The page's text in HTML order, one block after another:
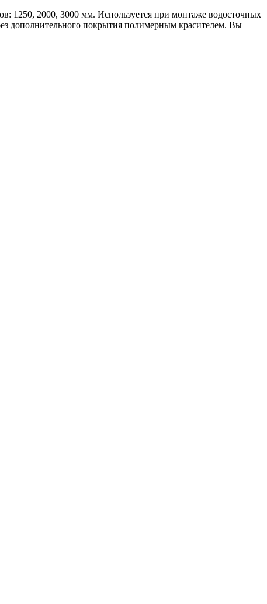
1250, 2000, 3000 мм. Используется при монтаже водосточных
дополнительного покрытия полимерным красителем. Вы